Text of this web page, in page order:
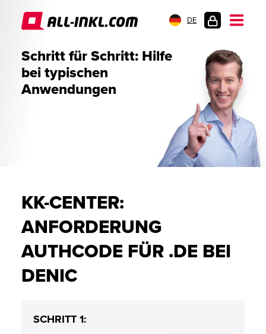
DE
Schritt für Schritt: Hilfe
bei typischen
Anwendungen
KK-CENTER:
ANFORDERUNG
AUTHCODE FÜR .DE BEI
DENIC
SCHRITT 1: